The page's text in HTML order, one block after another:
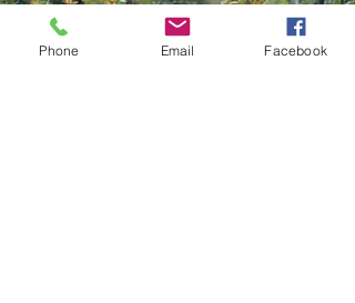
Phone Email Facebook